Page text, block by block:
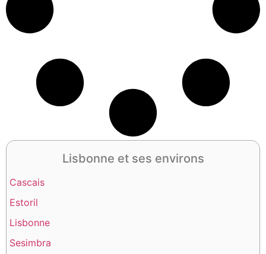
Lisbonne et ses environs
Cascais
Estoril
Lisbonne
Sesimbra